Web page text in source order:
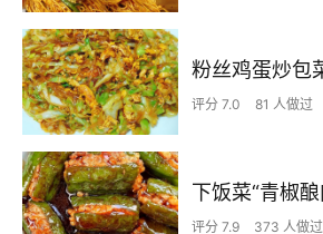
评分 7.0 81 人做过
评分 7.9 373 人做过